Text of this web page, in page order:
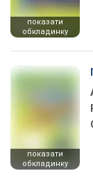
показати
обкладинку
показати
обкладинку